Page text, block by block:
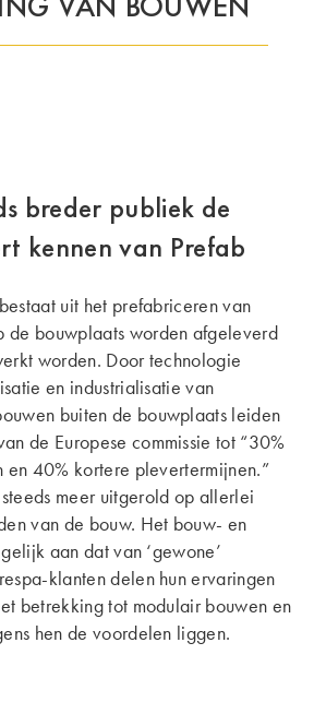
breder publiek de
kennen van Prefab
uit het prefabriceren van
de bouwplaats worden afgeleverd
worden. Door technologie
en industrialisatie van
buiten de bouwplaats leiden
de Europese commissie tot “30%
en 40% kortere plevertermijnen.”
meer uitgerold op allerlei
van de bouw. Het bouw- en
aan dat van ‘gewone’
klanten delen hun ervaringen
betrekking tot modulair bouwen en
hen de voordelen liggen.